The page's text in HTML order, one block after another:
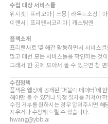
수집 대상 서비스들
위시켓 | 프리모아 | 크몽 | 라우드소싱 |
이랜서 | 프리랜서코리아 | 캐스팅엔
플젝소개
프리랜서로 몇 해간 활동하면서 서비스
많고 매번 모든 서비스들을 확인하는 것
그래서 한 곳에 모아서 볼 수 있으면 참
수집정책
플젝은 웹상에 공개된 ‘퍼블릭 데이터’에
해야만 볼 수 있거나 특정 절차를 거쳐야
수집 거부를 원하시는 경우 알려주시면
지우거나 수정해 드릴 수 있습니다.
hwang@ybb.ai